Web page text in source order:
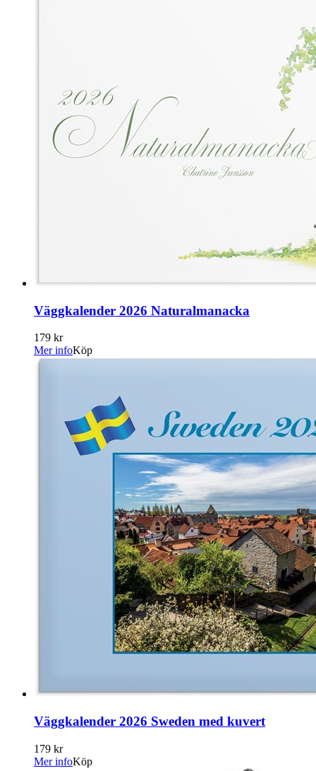
Väggkalender 2026 Naturalmanacka
179 kr
Mer infoKöp
Väggkalender 2026 Sweden med kuvert
179 kr
Mer infoKöp